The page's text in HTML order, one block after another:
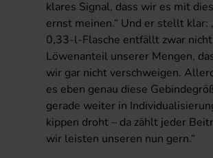
klares Signal, dass wir es mit
ernst meinen.“ Und er stellt klar:
0,33-l-Flasche entfällt zwar
Löwenanteil unserer Mengen,
wir gar nicht verschweigen.
es eben genau diese
gerade weiter in
kippen droht – da zählt jeder
wir leisten unseren nun gern.“